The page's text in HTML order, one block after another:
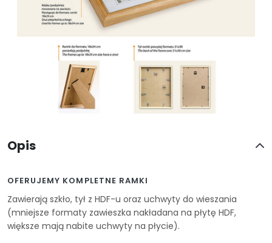
Opis
OFERUJEMY KOMPLETNE RAMKI
Zawierają szkło, tył z HDF-u oraz uchwyty do wieszania
(mniejsze formaty zawieszka nakładana na płytę HDF,
większe mają nabite uchwyty na płycie).